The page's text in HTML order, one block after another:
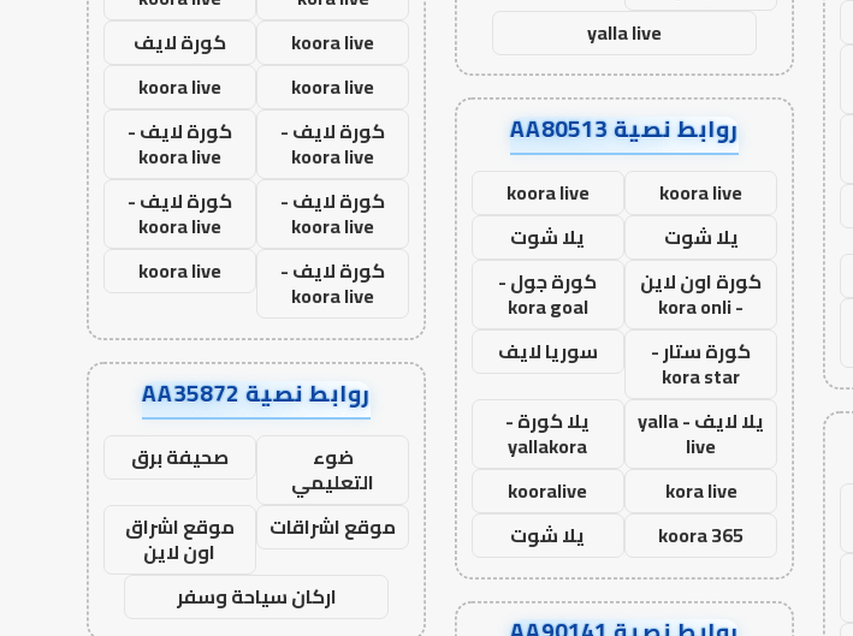
yalla live
روابط نصية AA80513
koora live
koora live
يلا شوت
يلا شوت
كورة اون لاين
- kora onli
كورة جول -
kora goal
كورة ستار -
kora star
سوريا لايف
يلا لايف - yalla
live
يلا كورة -
yallakora
kora live
kooralive
koora 365
يلا شوت
koora live
كورة لايف
koora live
koora live
كورة لايف -
koora live
كورة لايف -
koora live
كورة لايف -
koora live
كورة لايف -
koora live
كورة لايف -
koora live
koora live
روابط نصية AA35872
ضوء
التعليمي
صحيفة برق
موقع اشراقات
موقع اشراق
اون لاين
اركان سياحة وسفر